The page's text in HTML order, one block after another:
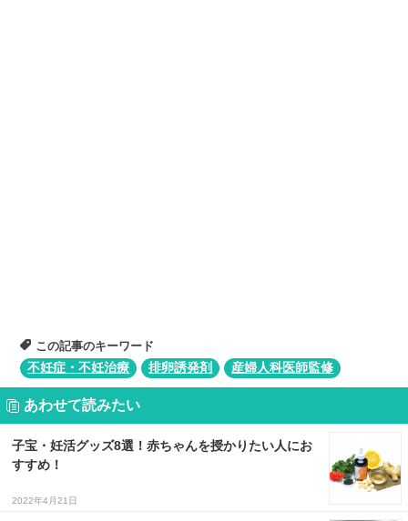
この記事のキーワード
不妊症・不妊治療
排卵誘発剤 産婦人科医師監修
あわせて読みたい
子宝・妊活グッズ8選！赤ちゃんを授かりたい人にお
すすめ！
2022年4月21日